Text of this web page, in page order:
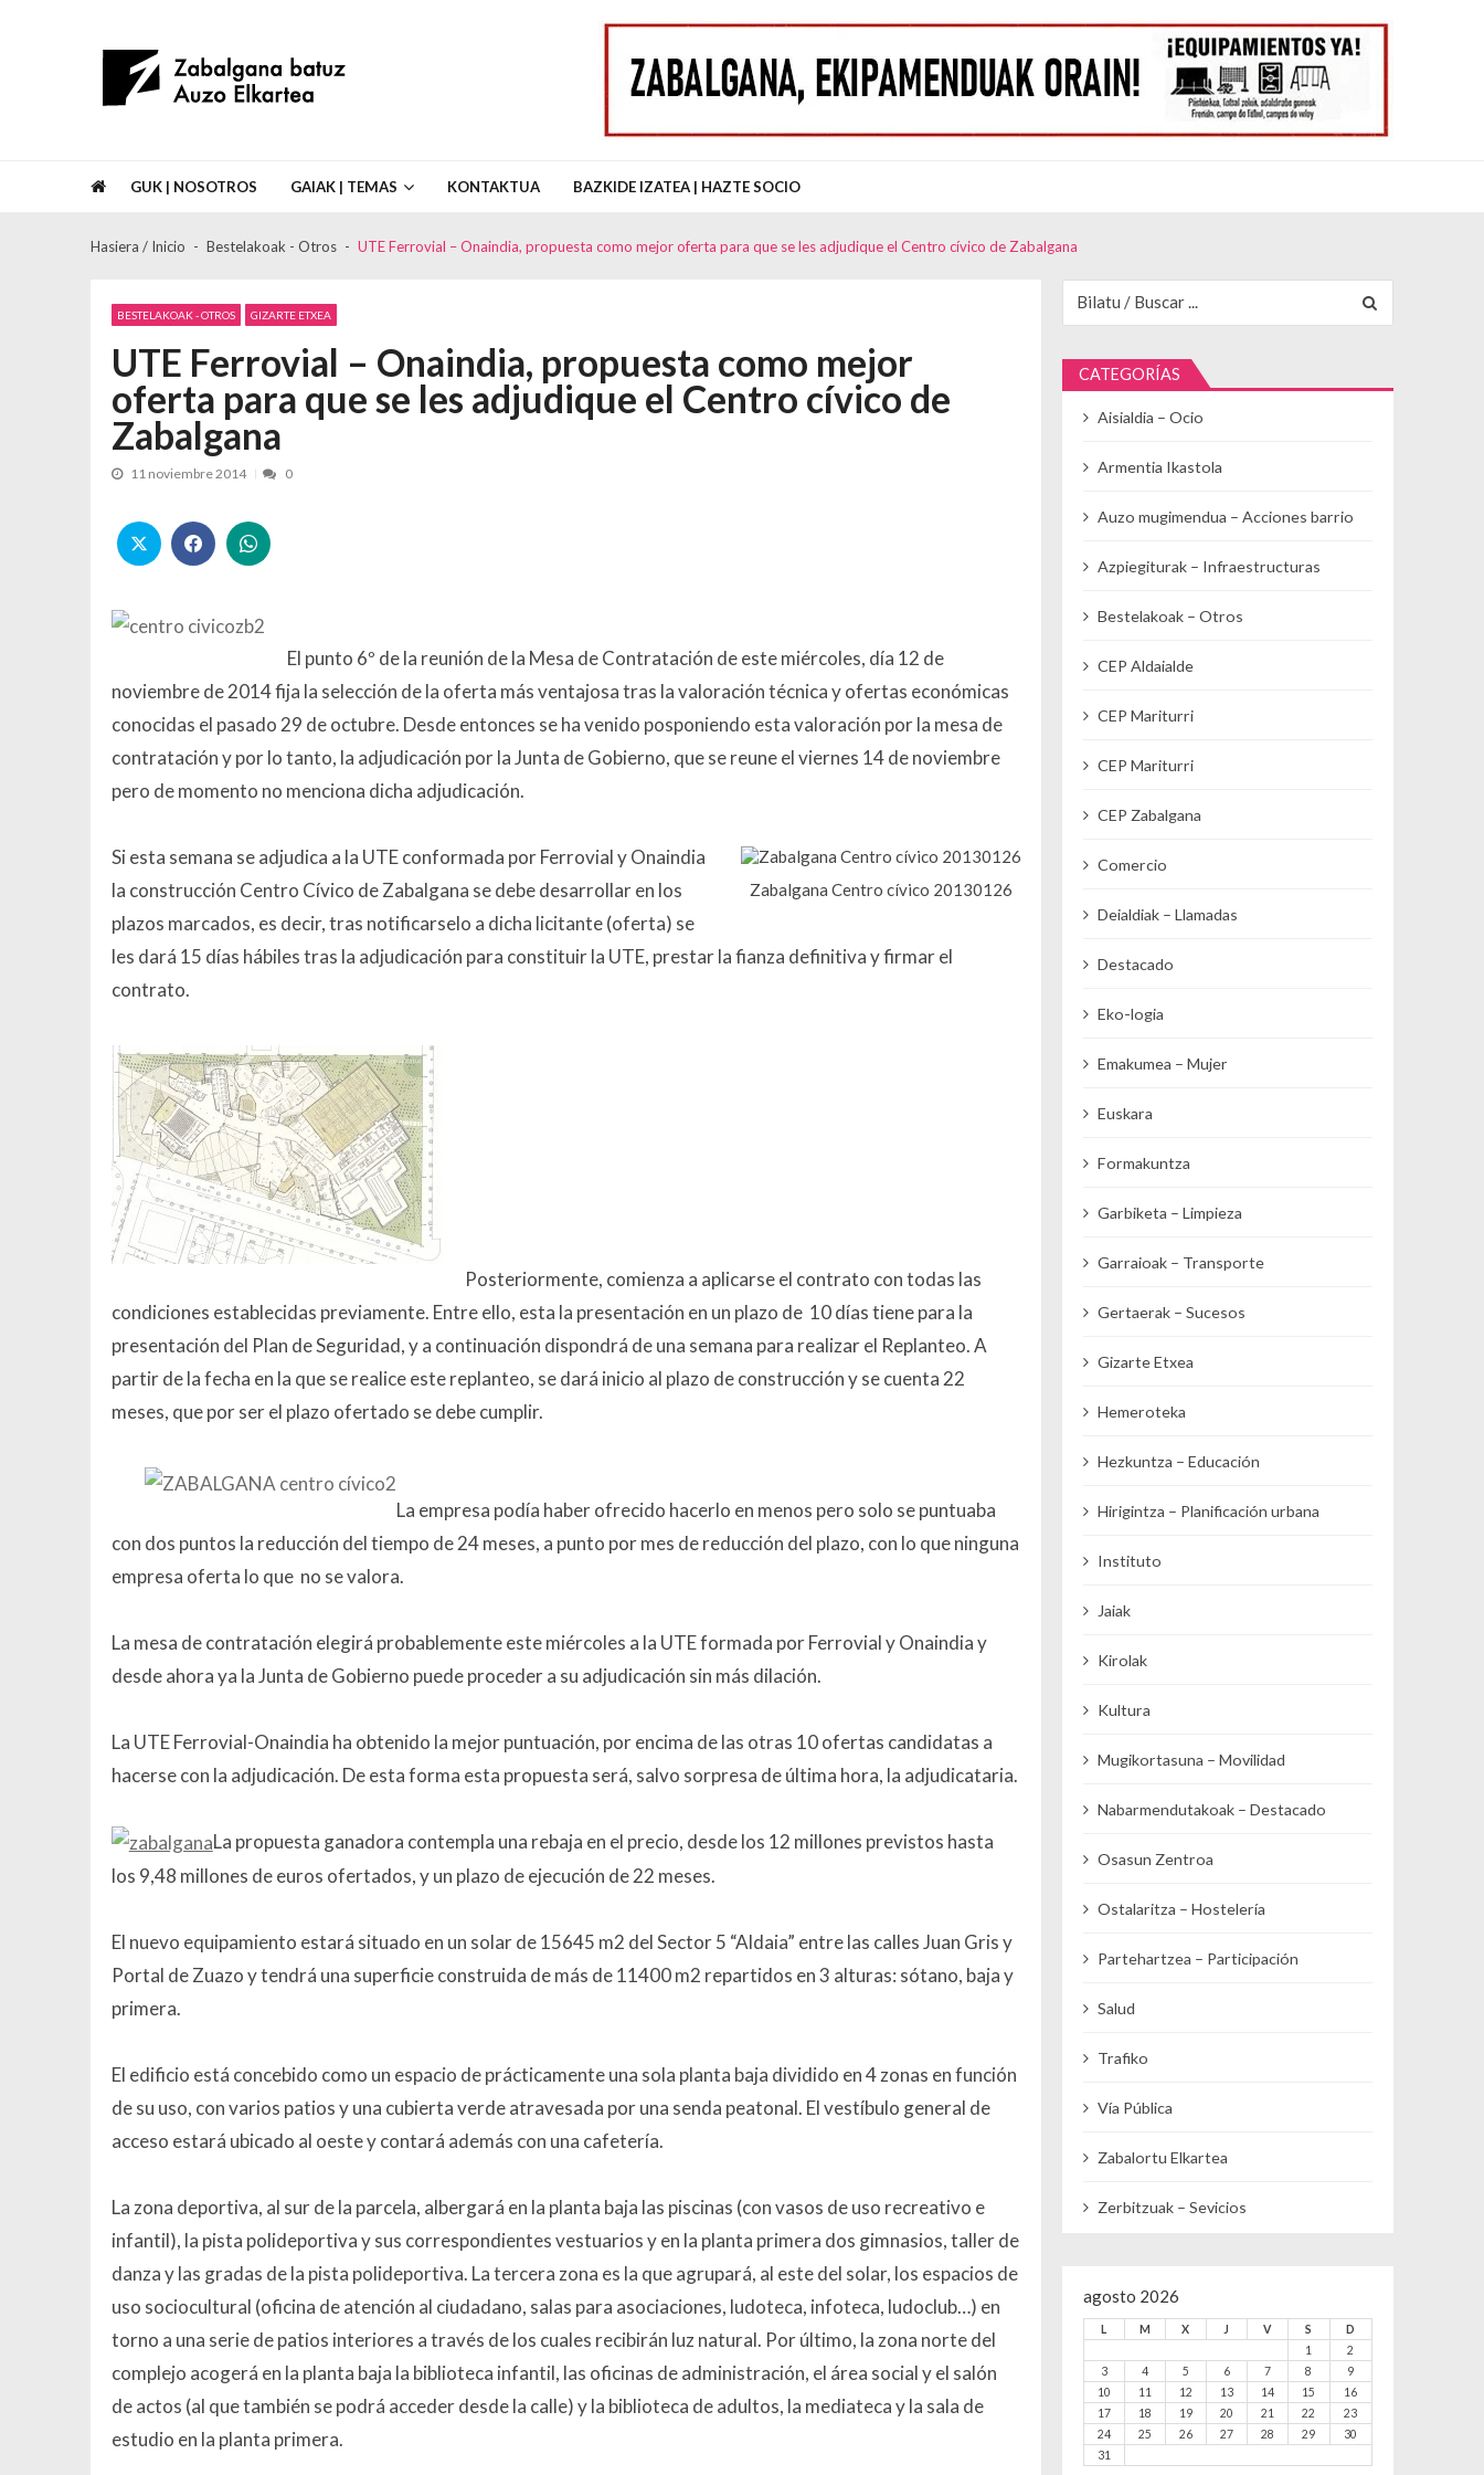
Asociación de Vecinos Zabalgana Batuz Auzo Elkartea
GUK | NOSOTROS GAIAK | TEMAS KONTAKTUA BAZKIDE IZATEA | HAZTE SOCIO
Hasiera / Inicio Bestelakoak - Otros UTE Ferrovial – Onaindia, propuesta como mejor oferta para que se les adjudique el Centro cívico de Zabalgana
BESTELAKOAK - OTROS GIZARTE ETXEA
UTE Ferrovial – Onaindia, propuesta como mejor
oferta para que se les adjudique el Centro cívico de
Zabalgana
11 noviembre 2014 0
El punto 6º de la reunión de la Mesa de Contratación de este miércoles, día 12 de
noviembre de 2014 fija la selección de la oferta más ventajosa tras la valoración técnica y ofertas económicas
conocidas el pasado 29 de octubre. Desde entonces se ha venido posponiendo esta valoración por la mesa de
contratación y por lo tanto, la adjudicación por la Junta de Gobierno, que se reune el viernes 14 de noviembre
pero de momento no menciona dicha adjudicación.
Zabalgana Centro cívico 20130126
Si esta semana se adjudica a la UTE conformada por Ferrovial y Onaindia
la construcción Centro Cívico de Zabalgana se debe desarrollar en los
plazos marcados, es decir, tras notificarselo a dicha licitante (oferta) se
les dará 15 días hábiles tras la adjudicación para constituir la UTE, prestar la fianza definitiva y firmar el
contrato.
Posteriormente, comienza a aplicarse el contrato con todas las
condiciones establecidas previamente. Entre ello, esta la presentación en un plazo de 10 días tiene para la
presentación del Plan de Seguridad, y a continuación dispondrá de una semana para realizar el Replanteo. A
partir de la fecha en la que se realice este replanteo, se dará inicio al plazo de construcción y se cuenta 22
meses, que por ser el plazo ofertado se debe cumplir.
La empresa podía haber ofrecido hacerlo en menos pero solo se puntuaba
con dos puntos la reducción del tiempo de 24 meses, a punto por mes de reducción del plazo, con lo que ninguna
empresa oferta lo que no se valora.
La mesa de contratación elegirá probablemente este miércoles a la UTE formada por Ferrovial y Onaindia y
desde ahora ya la Junta de Gobierno puede proceder a su adjudicación sin más dilación.
La UTE Ferrovial-Onaindia ha obtenido la mejor puntuación, por encima de las otras 10 ofertas candidatas a
hacerse con la adjudicación. De esta forma esta propuesta será, salvo sorpresa de última hora, la adjudicataria.
La propuesta ganadora contempla una rebaja en el precio, desde los 12 millones previstos hasta
los 9,48 millones de euros ofertados, y un plazo de ejecución de 22 meses.
El nuevo equipamiento estará situado en un solar de 15645 m2 del Sector 5 “Aldaia” entre las calles Juan Gris y
Portal de Zuazo y tendrá una superficie construida de más de 11400 m2 repartidos en 3 alturas: sótano, baja y
primera.
El edificio está concebido como un espacio de prácticamente una sola planta baja dividido en 4 zonas en función
de su uso, con varios patios y una cubierta verde atravesada por una senda peatonal. El vestíbulo general de
acceso estará ubicado al oeste y contará además con una cafetería.
La zona deportiva, al sur de la parcela, albergará en la planta baja las piscinas (con vasos de uso recreativo e
infantil), la pista polideportiva y sus correspondientes vestuarios y en la planta primera dos gimnasios, taller de
danza y las gradas de la pista polideportiva. La tercera zona es la que agrupará, al este del solar, los espacios de
uso sociocultural (oficina de atención al ciudadano, salas para asociaciones, ludoteca, infoteca, ludoclub…) en
torno a una serie de patios interiores a través de los cuales recibirán luz natural. Por último, la zona norte del
complejo acogerá en la planta baja la biblioteca infantil, las oficinas de administración, el área social y el salón
de actos (al que también se podrá acceder desde la calle) y la biblioteca de adultos, la mediateca y la sala de
estudio en la planta primera.
CATEGORÍAS
Aisialdia – Ocio
Armentia Ikastola
Auzo mugimendua – Acciones barrio
Azpiegiturak – Infraestructuras
Bestelakoak – Otros
CEP Aldaialde
CEP Mariturri
CEP Mariturri
CEP Zabalgana
Comercio
Deialdiak – Llamadas
Destacado
Eko-logia
Emakumea – Mujer
Euskara
Formakuntza
Garbiketa – Limpieza
Garraioak – Transporte
Gertaerak – Sucesos
Gizarte Etxea
Hemeroteka
Hezkuntza – Educación
Hirigintza – Planificación urbana
Instituto
Jaiak
Kirolak
Kultura
Mugikortasuna – Movilidad
Nabarmendutakoak – Destacado
Osasun Zentroa
Ostalaritza – Hostelería
Partehartzea – Participación
Salud
Trafiko
Vía Pública
Zabalortu Elkartea
Zerbitzuak – Sevicios
agosto 2026
L M X J V S
D
1
2
3
4 5 6 7 8
9
10
11 12 13 14 15
16
17
18 19 20 21 22
23
24
25 26 27 28 29
30
31